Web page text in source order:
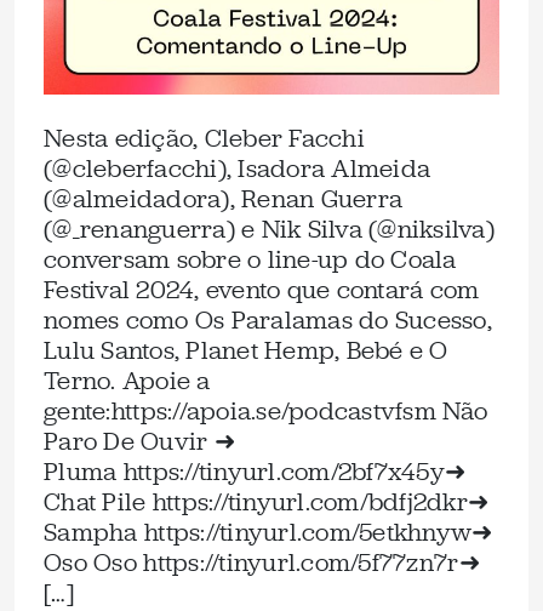
Nesta edição, Cleber Facchi
(@cleberfacchi), Isadora Almeida
(@almeidadora), Renan Guerra
(@_renanguerra) e Nik Silva (@niksilva)
conversam sobre o line-up do Coala
Festival 2024, evento que contará com
nomes como Os Paralamas do Sucesso,
Lulu Santos, Planet Hemp, Bebé e O
Terno. Apoie a
gente:⁠https://apoia.se/podcastvfsm⁠ Não
Paro De Ouvir ➜
Pluma ⁠https://tinyurl.com/2bf7x45y⁠➜
Chat Pile ⁠https://tinyurl.com/bdfj2dkr⁠➜
Sampha ⁠https://tinyurl.com/5etkhnyw⁠➜
Oso Oso ⁠https://tinyurl.com/5f77zn7r⁠➜
[…]